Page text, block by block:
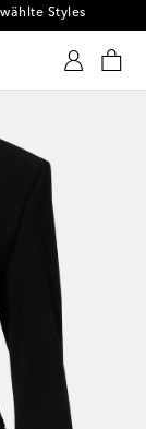
Styles